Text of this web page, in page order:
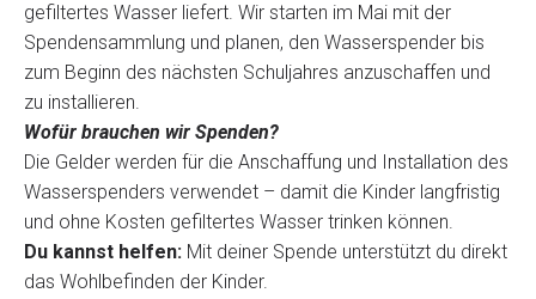
gefiltertes Wasser liefert. Wir starten im Mai mit der
Spendensammlung und planen, den Wasserspender bis
zum Beginn des nächsten Schuljahres anzuschaffen und
zu installieren.
Wofür brauchen wir Spenden?
Die Gelder werden für die Anschaffung und Installation des
Wasserspenders verwendet – damit die Kinder langfristig
und ohne Kosten gefiltertes Wasser trinken können.
Du kannst helfen: Mit deiner Spende unterstützt du direkt
das Wohlbefinden der Kinder.